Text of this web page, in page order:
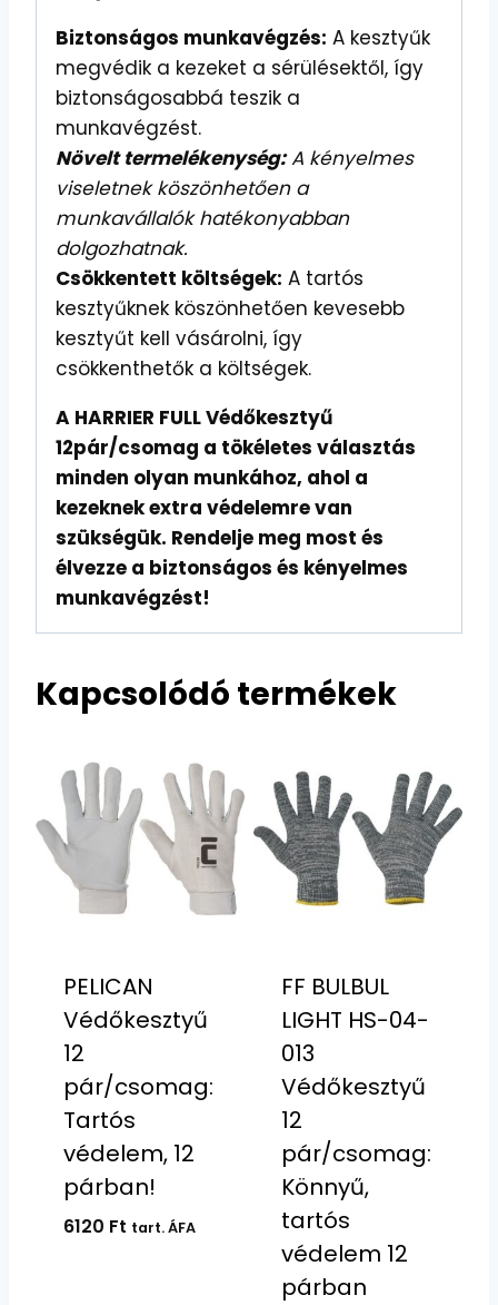
Biztonságos munkavégzés: A kesztyűk
megvédik a kezeket a sérülésektől, így
biztonságosabbá teszik a
munkavégzést.
Növelt termelékenység:A kényelmes
viseletnek köszönhetően a
munkavállalók hatékonyabban
dolgozhatnak.
Csökkentett költségek: A tartós
kesztyűknek köszönhetően kevesebb
kesztyűt kell vásárolni, így
csökkenthetők a költségek.
A HARRIER FULL Védőkesztyű
12pár/csomag a tökéletes választás
minden olyan munkához, ahol a
kezeknek extra védelemre van
szükségük. Rendelje meg most és
élvezze a biztonságos és kényelmes
munkavégzést!
Kapcsolódó termékek
PELICAN
Védőkesztyű
12
pár/csomag:
Tartós
védelem, 12
párban!
6120 Ft tart. ÁFA
FF BULBUL
LIGHT HS-04-
013
Védőkesztyű
12
pár/csomag:
Könnyű,
tartós
védelem 12
párban